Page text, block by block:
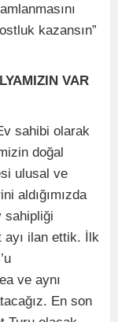
kazansın”
VAR
sahibi olarak
doğal
ulusal ve
aldığımızda
sahipliği
ayı ilan ettik. İlk
ve aynı
En son